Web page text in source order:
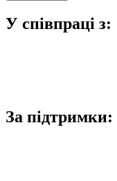
У співпраці з:
За підтримки: